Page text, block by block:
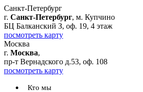
Санкт-Петербург
г. Санкт-Петербург, м. Купчино
БЦ Балканский З, оф. 19, 4 этаж
посмотреть карту
Москва
г. Москва,
пр-т Вернадского д.53, оф. 108
посмотреть карту
Кто мы